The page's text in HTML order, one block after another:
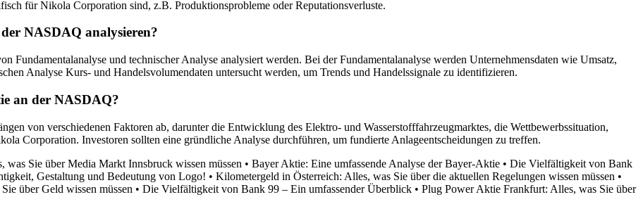
für Nikola Corporation sind, z.B. Produktionsprobleme oder Reputationsverluste.
NASDAQ analysieren?
und technischer Analyse analysiert werden. Bei der Fundamentalanalyse werden Unternehmensdaten wie Umsatz,
Analyse Kurs- und Handelsvolumendaten untersucht werden, um Trends und Handelssignale zu identifizieren.
an der NASDAQ?
von verschiedenen Faktoren ab, darunter die Entwicklung des Elektro- und Wasserstofffahrzeugmarktes, die Wettbewerbssituation,
Corporation. Investoren sollten eine gründliche Analyse durchführen, um fundierte Anlageentscheidungen zu treffen.
was Sie über Media Markt Innsbruck wissen müssen • Bayer Aktie: Eine umfassende Analyse der Bayer-Aktie • Die Vielfältigkeit von Bank
Gestaltung und Bedeutung von Logo! • Kilometergeld in Österreich: Alles, was Sie über die aktuellen Regelungen wissen müssen •
über Geld wissen müssen • Die Vielfältigkeit von Bank 99 – Ein umfassender Überblick • Plug Power Aktie Frankfurt: Alles, was Sie über